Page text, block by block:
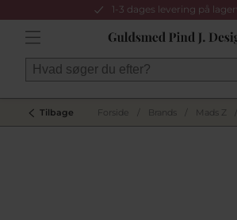
1-3 dages levering på
Tilbage Forside Brands Mads Z